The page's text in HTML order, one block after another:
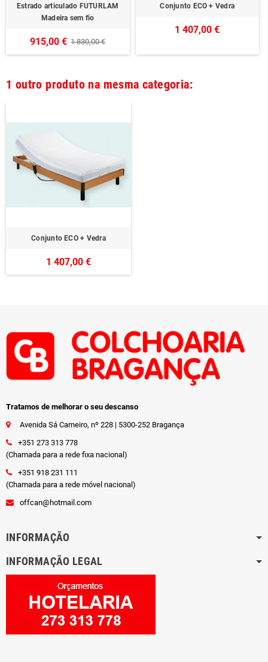
Estrado articulado FUTURLAM
Madeira sem fio
915,00 € 1 830,00 €
Conjunto ECO + Vedra
1 407,00 €
1 outro produto na mesma categoria:
Conjunto ECO + Vedra
1 407,00 €
Tratamos de melhorar o seu descanso
Avenida Sá Carneiro, nº 228 | 5300-252 Bragança
+351 273 313 778
(Chamada para a rede fixa nacional)
+351 918 231 111
(Chamada para a rede móvel nacional)
offcan@hotmail.com
INFORMAÇÃO
INFORMAÇÃO LEGAL